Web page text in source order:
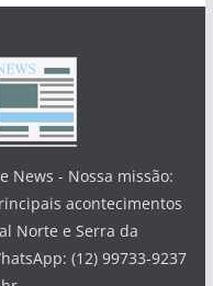
News - Nossa missão:
acontecimentos
Norte e Serra da
(12) 99733-9237